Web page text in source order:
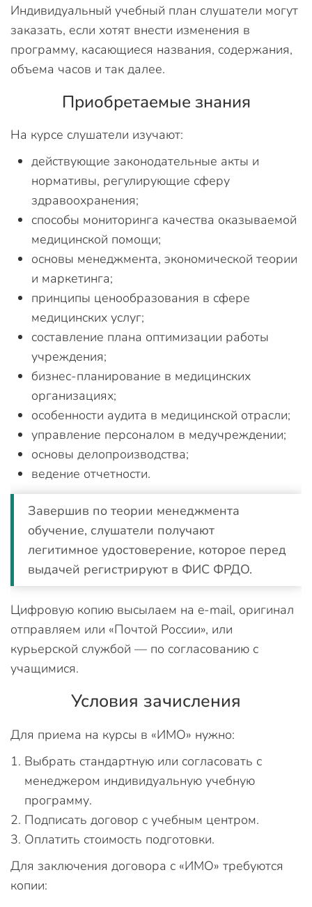
Индивидуальный учебный план слушатели могут
заказать, если хотят внести изменения в
программу, касающиеся названия, содержания,
объема часов и так далее.
Приобретаемые знания
На курсе слушатели изучают:
действующие законодательные акты и
нормативы, регулирующие сферу
здравоохранения;
способы мониторинга качества оказываемой
медицинской помощи;
основы менеджмента, экономической теории
и маркетинга;
принципы ценообразования в сфере
медицинских услуг;
составление плана оптимизации работы
учреждения;
бизнес-планирование в медицинских
организациях;
особенности аудита в медицинской отрасли;
управление персоналом в медучреждении;
основы делопроизводства;
ведение отчетности.
Завершив по теории менеджмента
обучение, слушатели получают
легитимное удостоверение, которое перед
выдачей регистрируют в ФИС ФРДО.
Цифровую копию высылаем на e-mail, оригинал
отправляем или «Почтой России», или
курьерской службой — по согласованию с
учащимися.
Условия зачисления
Для приема на курсы в «ИМО» нужно:
Выбрать стандартную или согласовать с
менеджером индивидуальную учебную
программу.
Подписать договор с учебным центром.
Оплатить стоимость подготовки.
Для заключения договора с «ИМО» требуются
копии: